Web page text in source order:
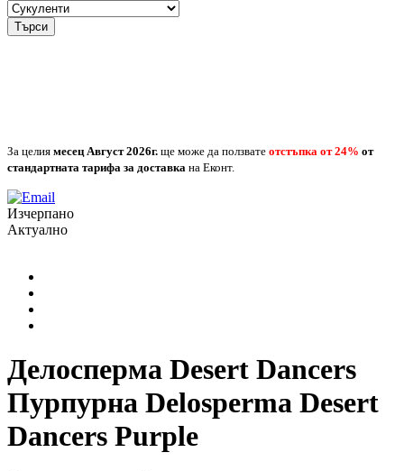
Търси
За целия месец Август2026г. ще може да ползвате отстъпка от 24% от
стандартната тарифа за доставка на Еконт.
Изчерпано
Актуално
Делосперма Desert Dancers
Пурпурна Delosperma Desert
Dancers Purple